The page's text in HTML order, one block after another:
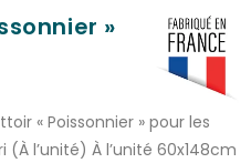
»
« Poissonnier » pour les
l’unité) À l’unité 60x148cm